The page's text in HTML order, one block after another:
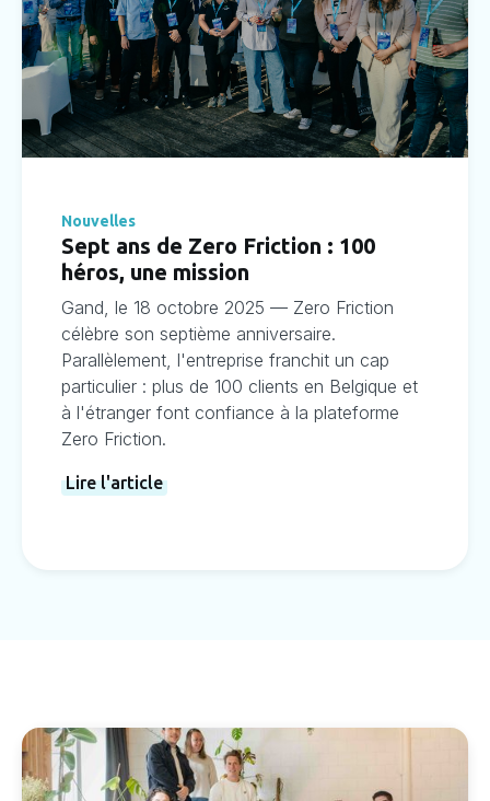
Nouvelles
Sept ans de Zero Friction : 100
héros, une mission
Gand, le 18 octobre 2025 — Zero Friction
célèbre son septième anniversaire.
Parallèlement, l'entreprise franchit un cap
particulier : plus de 100 clients en Belgique et
à l'étranger font confiance à la plateforme
Zero Friction.
Lire l'article